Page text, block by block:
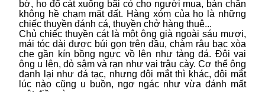
bờ, họ đổ cát xuống bãi cỏ cho người mua, bàn chân
không hề chạm mặt đất. Hàng xóm của họ là những
chiếc thuyền đánh cá, thuyền chở hàng thuê...
Chủ chiếc thuyền cát là một ông già ngoài sáu mươi,
mái tóc dài được búi gọn trên đầu, chàm râu bạc xòa
che gần kín bồng ngực vồ lên như tảng đá. Đôi vai
ông u lên, đỏ sậm và rạn như vai trâu cày. Cơ thể ông
đanh lại như đá tạc, nhưng đôi mắt thì khác, đôi mắt
lúc nào cũng u buồn, ngơ ngác như vừa đánh mất